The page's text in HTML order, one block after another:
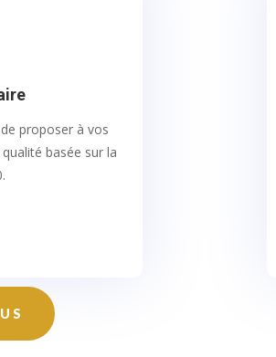
proposer à vos
basée sur la